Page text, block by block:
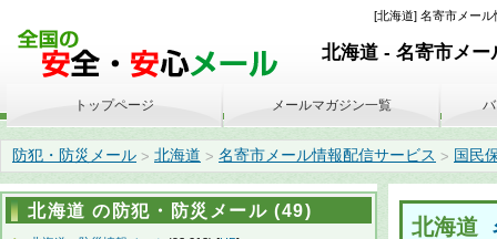
[北海道] 名寄市メー
北海道 - 名寄市メ
防犯・防災メール > 北海道 > 名寄市メール情報配信サービス > 国民
北海道
トップページ メールマガジン一覧
北海道 の防犯・防災メール (49)